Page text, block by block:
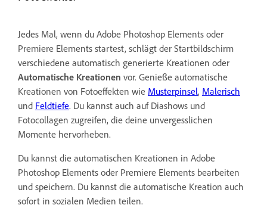
Jedes Mal, wenn du Adobe Photoshop Elements oder
Premiere Elements startest, schlägt der Startbildschirm
verschiedene automatisch generierte Kreationen oder
Automatische Kreationen vor. Genieße automatische
Kreationen von Fotoeffekten wie Musterpinsel, Malerisch
und Feldtiefe. Du kannst auch auf Diashows und
Fotocollagen zugreifen, die deine unvergesslichen
Momente hervorheben.
Du kannst die automatischen Kreationen in Adobe
Photoshop Elements oder Premiere Elements bearbeiten
und speichern. Du kannst die automatische Kreation auch
sofort in sozialen Medien teilen.